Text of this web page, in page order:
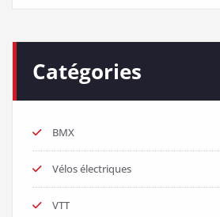
Catégories
BMX
Vélos électriques
VTT